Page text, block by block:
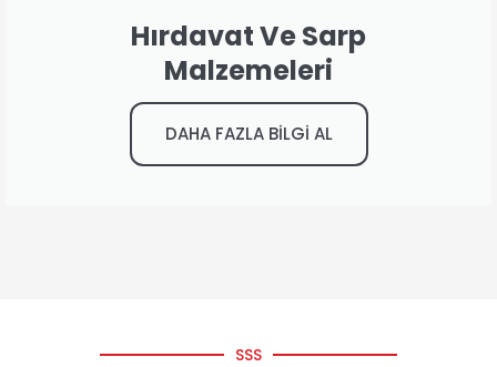
Hırdavat Ve Sarp
Malzemeleri
DAHA FAZLA BİLGİ AL
SSS